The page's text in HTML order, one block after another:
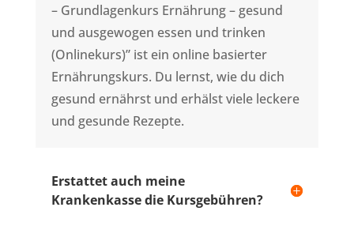
– Grundlagenkurs Ernährung – gesund
und ausgewogen essen und trinken
(Onlinekurs)” ist ein online basierter
Ernährungskurs. Du lernst, wie du dich
gesund ernährst und erhälst viele leckere
und gesunde Rezepte.
Erstattet auch meine
Krankenkasse die Kursgebühren?